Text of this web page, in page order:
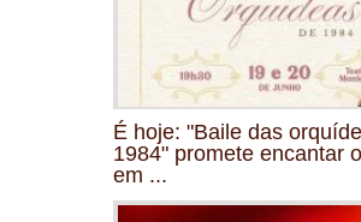
É hoje: "Baile das
1984" promete encantar
em ...